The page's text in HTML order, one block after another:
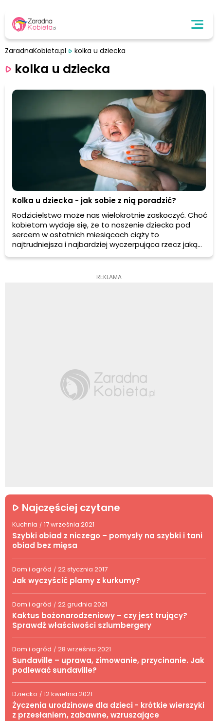
ZaradnaKobieta.pl kolka u dziecka
kolka u dziecka
Kolka u dziecka - jak sobie z nią poradzić?
Rodzicielstwo może nas wielokrotnie zaskoczyć. Choć
kobietom wydaje się, że to noszenie dziecka pod
sercem w ostatnich miesiącach ciąży to
najtrudniejsza i najbardziej wyczerpująca rzecz jaką
mogą sobie wyobrazić, to później przychodzi poród,
koniec codzienność, która też bywa niełatwa. Niewiele
REKLAMA
Najczęściej czytane
Kuchnia / 17 września 2021
Szybki obiad z niczego – pomysły na szybki i tani
obiad bez mięsa
Dom i ogród / 22 stycznia 2017
Jak wyczyścić plamy z kurkumy?
Dom i ogród / 22 grudnia 2021
Kaktus bożonarodzeniowy – czy jest trujący?
Sprawdź właściwości szlumbergery
Dom i ogród / 28 września 2021
Sundaville – uprawa, zimowanie, przycinanie. Jak
podlewać sundaville?
Dziecko / 12 kwietnia 2021
Życzenia urodzinowe dla dzieci - krótkie wierszyki
z przesłaniem, zabawne, wzruszające